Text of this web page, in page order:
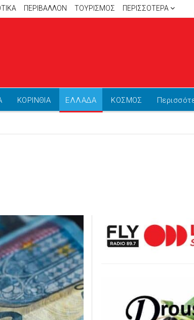
ΠΕΡΙΒΑΛΛΟΝ ΤΟΥΡΙΣΜΟΣ ΠΕΡΙΣΣΌΤΕΡΑ
ΚΟΡΙΝΘΙΑ ΕΛΛΑΔΑ ΚΟΣΜΟΣ